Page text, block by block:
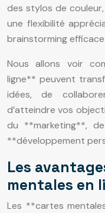
des stylos de
une flexibilité
brainstorming
Nous allons voir
ligne** peuvent
idées, de
d’atteindre vos
du **marketing**,
**développement
Les
mentales en
Les **cartes